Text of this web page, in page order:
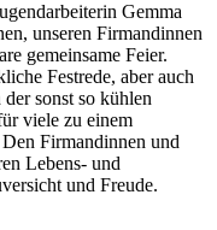
Gemma
unseren Firmandinnen
gemeinsame Feier.
Festrede, aber auch
sonst so kühlen
viele zu einem
Firmandinnen und
Lebens- und
und Freude.